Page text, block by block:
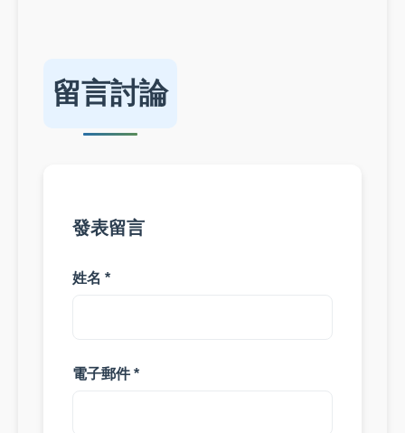
留言討論
發表留言
姓名 *
電子郵件 *